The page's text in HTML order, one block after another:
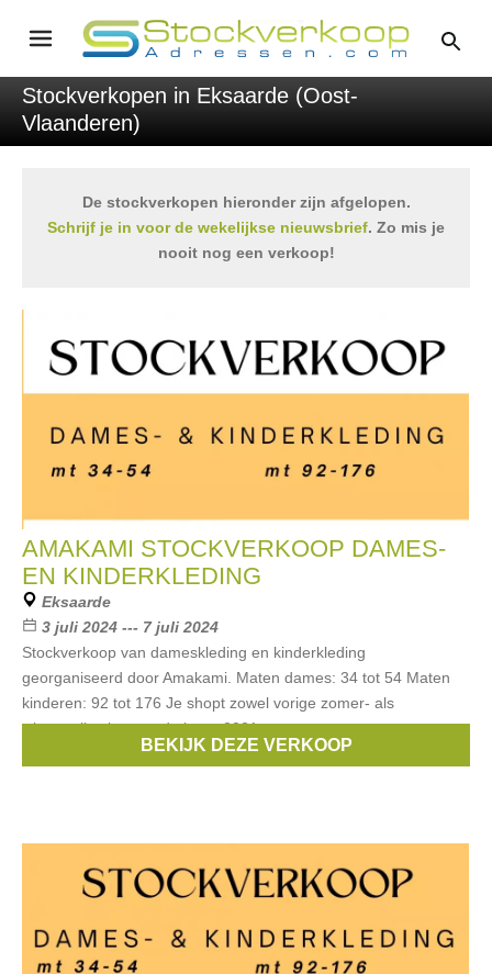
Stockverkopen in Eksaarde (Oost-
Vlaanderen)
De stockverkopen hieronder zijn afgelopen.
Schrijf je in voor de wekelijkse nieuwsbrief. Zo mis je
nooit nog een verkoop!
AMAKAMI STOCKVERKOOP DAMES-
EN KINDERKLEDING
Eksaarde
3 juli 2024 --- 7 juli 2024
Stockverkoop van dameskleding en kinderkleding
georganiseerd door Amakami. Maten dames: 34 tot 54 Maten
kinderen: 92 tot 176 Je shopt zowel vorige zomer- als
wintercollecties van de jaren 2021,
,Vila,Ichi ,Stones & Bones,
BEKIJK DEZE VERKOOP